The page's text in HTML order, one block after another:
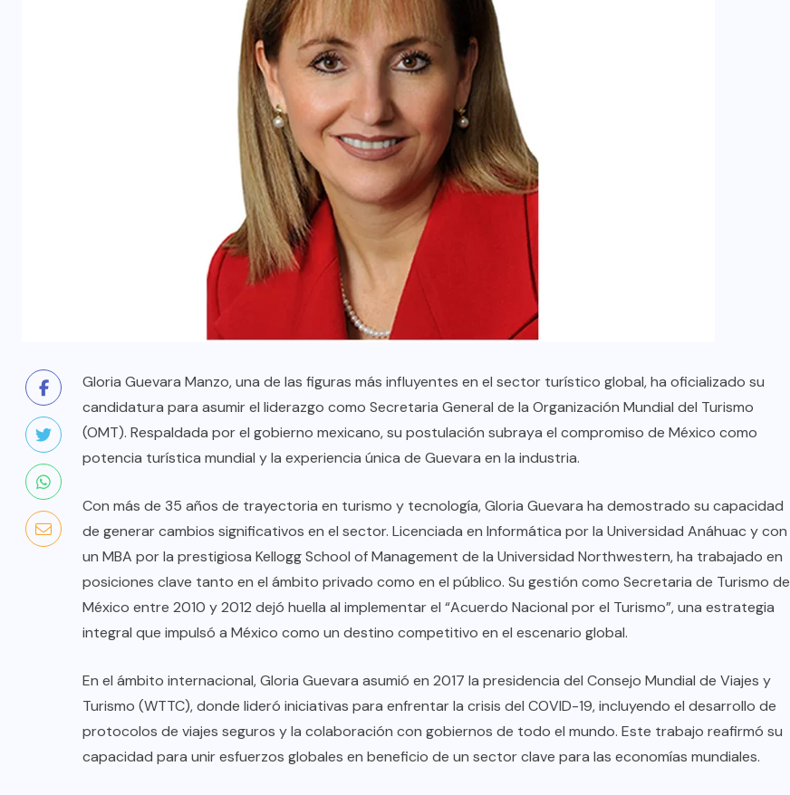
Gloria Guevara Manzo, una de las figuras más influyentes en el sector turístico global, ha oficializado su
candidatura para asumir el liderazgo como Secretaria General de la Organización Mundial del Turismo
(OMT). Respaldada por el gobierno mexicano, su postulación subraya el compromiso de México como
potencia turística mundial y la experiencia única de Guevara en la industria.
Con más de 35 años de trayectoria en turismo y tecnología, Gloria Guevara ha demostrado su capacidad
de generar cambios significativos en el sector. Licenciada en Informática por la Universidad Anáhuac y con
un MBA por la prestigiosa Kellogg School of Management de la Universidad Northwestern, ha trabajado en
posiciones clave tanto en el ámbito privado como en el público. Su gestión como Secretaria de Turismo de
México entre 2010 y 2012 dejó huella al implementar el “Acuerdo Nacional por el Turismo”, una estrategia
integral que impulsó a México como un destino competitivo en el escenario global.
En el ámbito internacional, Gloria Guevara asumió en 2017 la presidencia del Consejo Mundial de Viajes y
Turismo (WTTC), donde lideró iniciativas para enfrentar la crisis del COVID-19, incluyendo el desarrollo de
protocolos de viajes seguros y la colaboración con gobiernos de todo el mundo. Este trabajo reafirmó su
capacidad para unir esfuerzos globales en beneficio de un sector clave para las economías mundiales.